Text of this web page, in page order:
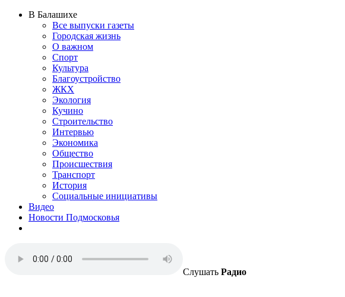
В Балашихе
Все выпуски газеты
Городская жизнь
О важном
Спорт
Культура
Благоустройство
ЖКХ
Экология
Кучино
Строительство
Интервью
Экономика
Общество
Происшествия
Транспорт
История
Социальные инициативы
Видео
Новости Подмосковья
Слушать Радио